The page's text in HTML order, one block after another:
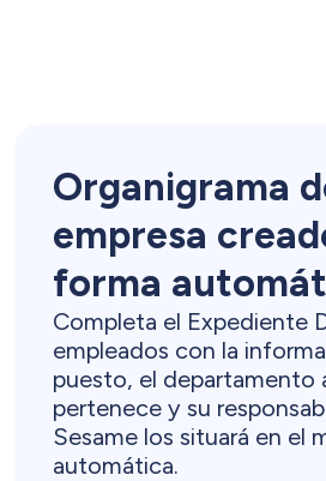
Organigrama
empresa
forma
Completa el Expediente
empleados con la
puesto, el departamento
pertenece y su
Sesame los situará en el
automática.